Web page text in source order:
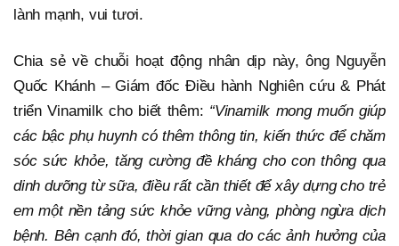
lành mạnh, vui tươi.
Chia sẻ về chuỗi hoạt động nhân dịp này, ông Nguyễn
Quốc Khánh – Giám đốc Điều hành Nghiên cứu & Phát
triển Vinamilk cho biết thêm: “Vinamilk mong muốn giúp
các bậc phụ huynh có thêm thông tin, kiến thức để chăm
sóc sức khỏe, tăng cường đề kháng cho con thông qua
dinh dưỡng từ sữa, điều rất cần thiết để xây dựng cho trẻ
em một nền tảng sức khỏe vững vàng, phòng ngừa dịch
bệnh. Bên cạnh đó, thời gian qua do các ảnh hưởng của